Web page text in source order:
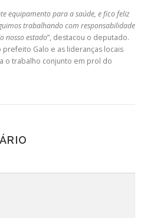
equipamento para a saúde, e fico feliz
trabalhando com responsabilidade
nosso estado”, destacou o deputado.
Galo e as lideranças locais
o trabalho conjunto em prol do